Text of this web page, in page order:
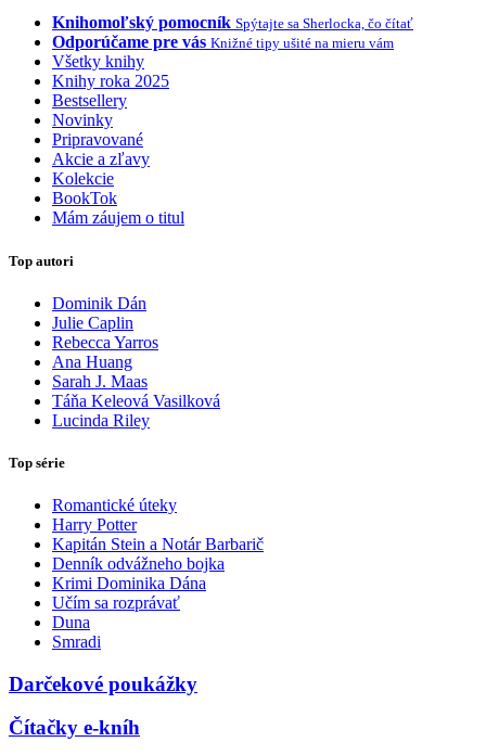
Knihomoľský pomocník Spýtajte sa Sherlocka, čo čítať
Odporúčame pre vás Knižné tipy ušité na mieru vám
Všetky knihy
Knihy roka 2025
Bestsellery
Novinky
Pripravované
Akcie a zľavy
Kolekcie
BookTok
Mám záujem o titul
Top autori
Dominik Dán
Julie Caplin
Rebecca Yarros
Ana Huang
Sarah J. Maas
Táňa Keleová Vasilková
Lucinda Riley
Top série
Romantické úteky
Harry Potter
Kapitán Stein a Notár Barbarič
Denník odvážneho bojka
Krimi Dominika Dána
Učím sa rozprávať
Duna
Smradi
Darčekové poukážky
Čítačky e-kníh